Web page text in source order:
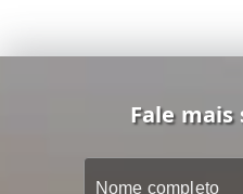
Fale mais